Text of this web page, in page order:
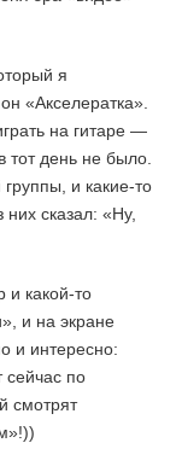
я
«Акселератка».
на гитаре —
тот день не было.
и какие-то
сказал: «Ну,
и какой-то
и на экране
и интересно:
сейчас по
смотрят